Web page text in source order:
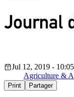
Jul 12, 2019 - 10:05
Agriculture &
Print Partager